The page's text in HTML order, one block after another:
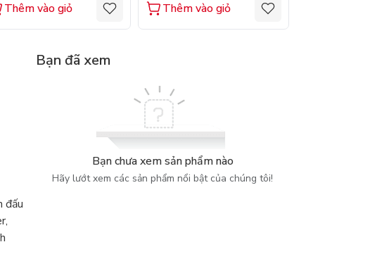
Thêm vào giỏ Thêm vào giỏ
đấu
Bạn đã xem
Bạn chưa xem sản phẩm nào
Hãy lướt xem các sản phẩm nổi bật của chúng tôi!